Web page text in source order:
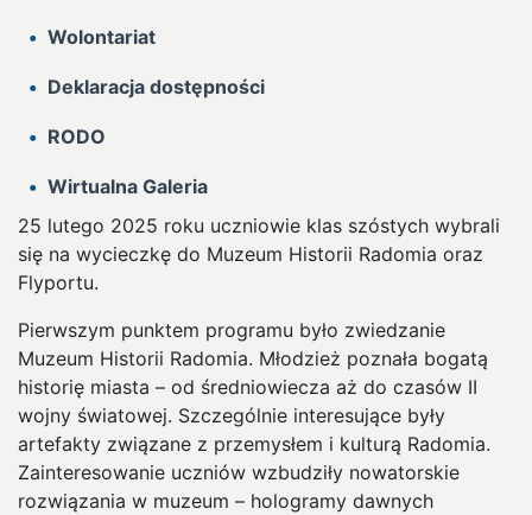
Wolontariat
Deklaracja dostępności
RODO
Wirtualna Galeria
25 lutego 2025 roku uczniowie klas szóstych wybrali
się na wycieczkę do Muzeum Historii Radomia oraz
Flyportu.
Pierwszym punktem programu było zwiedzanie
Muzeum Historii Radomia. Młodzież poznała bogatą
historię miasta – od średniowiecza aż do czasów II
wojny światowej. Szczególnie interesujące były
artefakty związane z przemysłem i kulturą Radomia.
Zainteresowanie uczniów wzbudziły nowatorskie
rozwiązania w muzeum – hologramy dawnych